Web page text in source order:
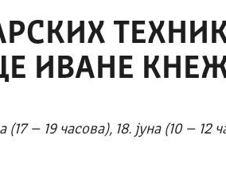
ИВАНЕ
(17 – 19 часова), 18. јуна (10 – 12